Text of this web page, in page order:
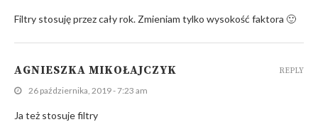
Filtry stosuję przez cały rok. Zmieniam tylko wysokość faktora 🙂
AGNIESZKA MIKOŁAJCZYK
26 października, 2019 - 7:23 am
Ja też stosuje filtry
REPLY